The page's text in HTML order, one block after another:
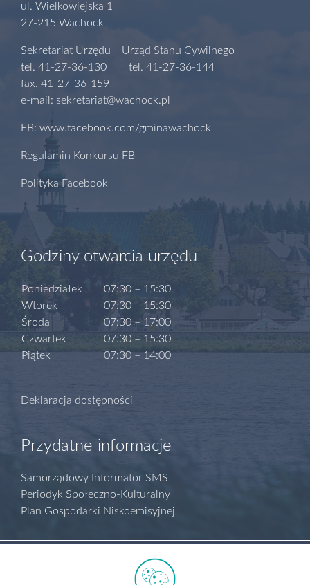
ul. Wielkowiejska 1
27-215 Wąchock
Sekretariat Urzędu Urząd Stanu Cywilnego
tel. 41-27-36-130 tel. 41-27-36-144
fax. 41-27-36-159
e-mail: sekretariat@wachock.pl
FB: www.facebook.com/gminawachock
Regulamin Konkursu FB
Polityka Facebook
Godziny otwarcia urzędu
Poniedziałek
Wtorek
Środa
Czwartek
Piątek
07:30 – 15:30
07:30 – 15:30
07:30 – 17:00
07:30 – 15:30
07:30 – 14:00
Deklaracja dostępności
Przydatne informacje
Samorządowy Informator SMS
Periodyk Społeczno-Kulturalny
Plan Gospodarki Niskoemisyjnej